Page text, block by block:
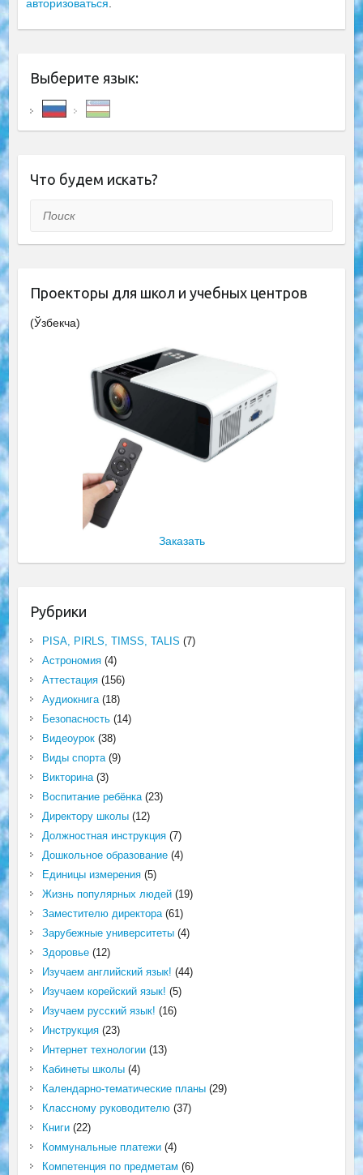
авторизоваться
Выберите язык:
Что будем искать?
Поиск
Проекторы для школ и учебных центров
(Ўзбекча)
Заказать
Рубрики
PISA, PIRLS, TIMSS, TALIS (7)
Астрономия(4)
Аттестация(156)
Аудиокнига(18)
Безопасность(14)
Видеоурок(38)
Виды спорта(9)
Викторина(3)
Воспитание ребёнка(23)
Директору школы(12)
Должностная инструкция(7)
Дошкольное образование(4)
Единицы измерения(5)
Жизнь популярных людей(19)
Заместителю директора(61)
Зарубежные университеты(4)
Здоровье(12)
Изучаем английский язык! (44)
Изучаем корейский язык! (5)
Изучаем русский язык! (16)
Инструкция(23)
Интернет технологии(13)
Кабинеты школы(4)
Календарно-тематические планы(29)
Классному руководителю(37)
Книги(22)
Коммунальные платежи(4)
Компетенция по предметам (6)